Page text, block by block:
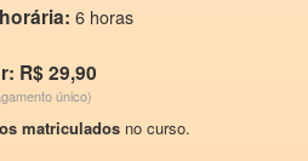
6 horas
R$ 29,90
único)
matriculadosno curso.